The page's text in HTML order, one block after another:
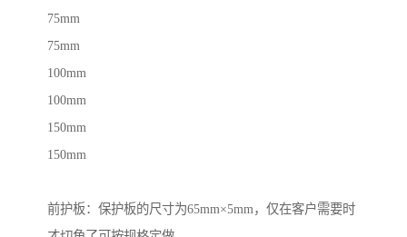
75mm
75mm
100mm
100mm
150mm
150mm
前护板：保护板的尺寸为65mm×5mm，仅在客户需要时